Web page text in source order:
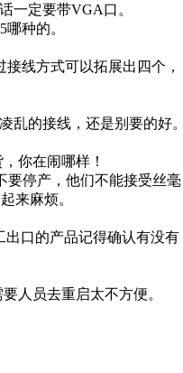
一定要带VGA口。
种的。
线方式可以拓展出四个，
乱的接线，还是别要的好。
你在闹哪样！
要停产，他们不能接受丝毫
来麻烦。
出口的产品记得确认有没有
人员去重启太不方便。